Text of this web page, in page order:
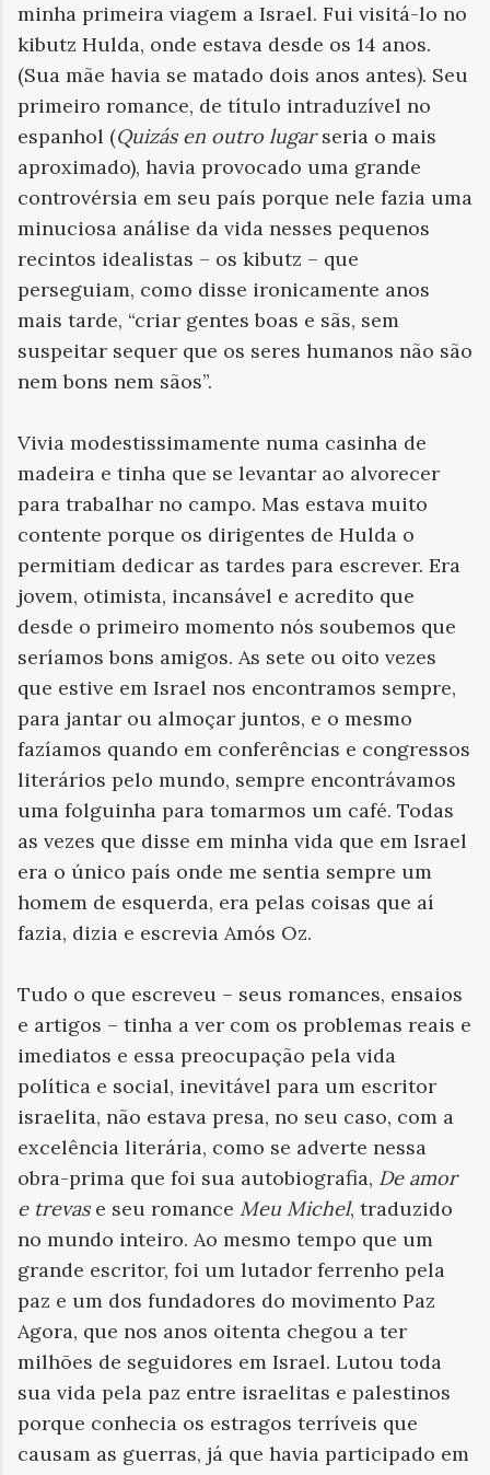
minha primeira viagem a Israel. Fui visitá-lo no
kibutz Hulda, onde estava desde os 14 anos.
(Sua mãe havia se matado dois anos antes). Seu
primeiro romance, de título intraduzível no
espanhol (Quizás en outro lugarseria o mais
aproximado), havia provocado uma grande
controvérsia em seu país porque nele fazia uma
minuciosa análise da vida nesses pequenos
recintos idealistas – os kibutz – que
perseguiam, como disse ironicamente anos
mais tarde, “criar gentes boas e sãs, sem
suspeitar sequer que os seres humanos não são
nem bons nem sãos”.
Vivia modestissimamente numa casinha de
madeira e tinha que se levantar ao alvorecer
para trabalhar no campo. Mas estava muito
contente porque os dirigentes de Hulda o
permitiam dedicar as tardes para escrever. Era
jovem, otimista, incansável e acredito que
desde o primeiro momento nós soubemos que
seríamos bons amigos. As sete ou oito vezes
que estive em Israel nos encontramos sempre,
para jantar ou almoçar juntos, e o mesmo
fazíamos quando em conferências e congressos
literários pelo mundo, sempre encontrávamos
uma folguinha para tomarmos um café. Todas
as vezes que disse em minha vida que em Israel
era o único país onde me sentia sempre um
homem de esquerda, era pelas coisas que aí
fazia, dizia e escrevia Amós Oz.
Tudo o que escreveu – seus romances, ensaios
e artigos – tinha a ver com os problemas reais e
imediatos e essa preocupação pela vida
política e social, inevitável para um escritor
israelita, não estava presa, no seu caso, com a
excelência literária, como se adverte nessa
obra-prima que foi sua autobiografia, De amor
e trevase seu romance Meu Michel, traduzido
no mundo inteiro. Ao mesmo tempo que um
grande escritor, foi um lutador ferrenho pela
paz e um dos fundadores do movimento Paz
Agora, que nos anos oitenta chegou a ter
milhões de seguidores em Israel. Lutou toda
sua vida pela paz entre israelitas e palestinos
porque conhecia os estragos terríveis que
causam as guerras, já que havia participado em